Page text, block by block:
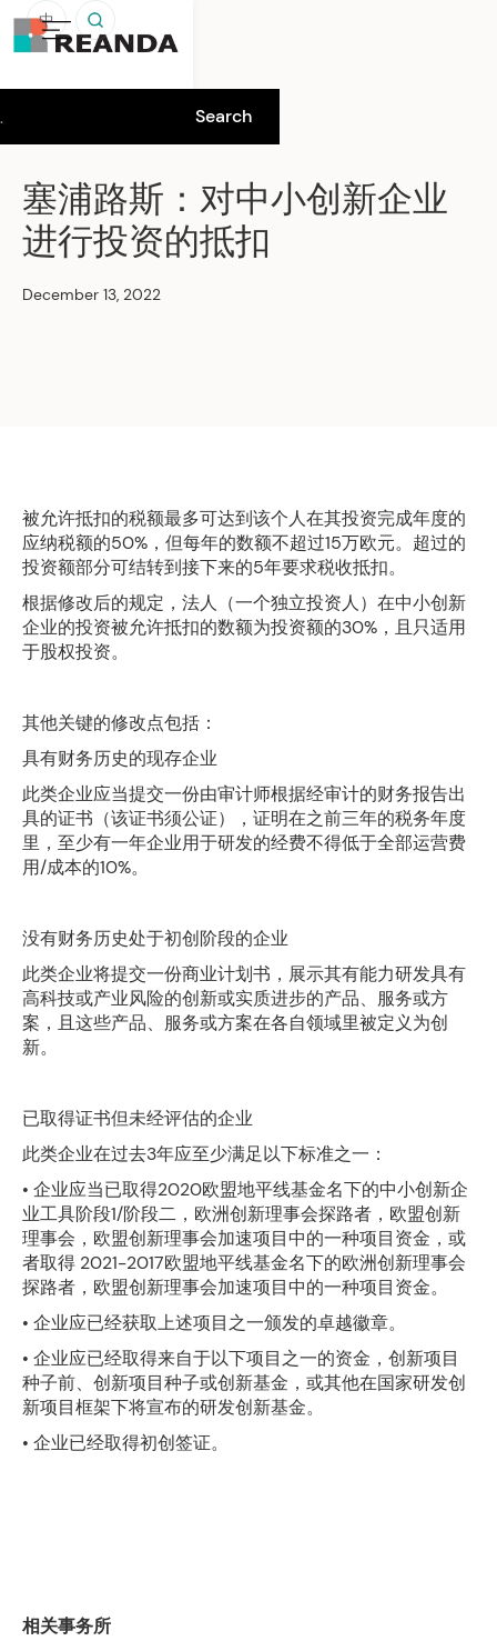
中
塞浦路斯：对中小创新企业
进行投资的抵扣
December 13, 2022
被允许抵扣的税额最多可达到该个人在其投资完成年度的
应纳税额的50%，但每年的数额不超过15万欧元。超过的
投资额部分可结转到接下来的5年要求税收抵扣。
根据修改后的规定，法人（一个独立投资人）在中小创新
企业的投资被允许抵扣的数额为投资额的30%，且只适用
于股权投资。
其他关键的修改点包括：
具有财务历史的现存企业
此类企业应当提交一份由审计师根据经审计的财务报告出
具的证书（该证书须公证），证明在之前三年的税务年度
里，至少有一年企业用于研发的经费不得低于全部运营费
用/成本的10%。
没有财务历史处于初创阶段的企业
此类企业将提交一份商业计划书，展示其有能力研发具有
高科技或产业风险的创新或实质进步的产品、服务或方
案，且这些产品、服务或方案在各自领域里被定义为创
新。
已取得证书但未经评估的企业
此类企业在过去3年应至少满足以下标准之一：
• 企业应当已取得2020欧盟地平线基金名下的中小创新企
业工具阶段1/阶段二，欧洲创新理事会探路者，欧盟创新
理事会，欧盟创新理事会加速项目中的一种项目资金，或
者取得 2021-2017欧盟地平线基金名下的欧洲创新理事会
探路者，欧盟创新理事会加速项目中的一种项目资金。
• 企业应已经获取上述项目之一颁发的卓越徽章。
• 企业应已经取得来自于以下项目之一的资金，创新项目
种子前、创新项目种子或创新基金，或其他在国家研发创
新项目框架下将宣布的研发创新基金。
• 企业已经取得初创签证。
相关事务所